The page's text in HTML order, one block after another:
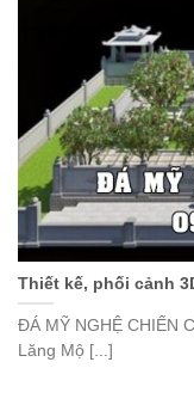
Thiết kế, phối cảnh
ĐÁ MỸ NGHỆ CHIẾN
Lăng Mộ [...]